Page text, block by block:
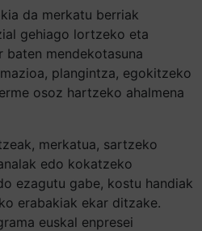
da merkatu berriak
gehiago lortzeko eta
baten mendekotasuna
plangintza, egokitzeko
osoz hartzeko ahalmena
merkatua, sartzeko
edo kokatzeko
ezagutu gabe, kostu handiak
erabakiak ekar ditzake.
euskal enpresei